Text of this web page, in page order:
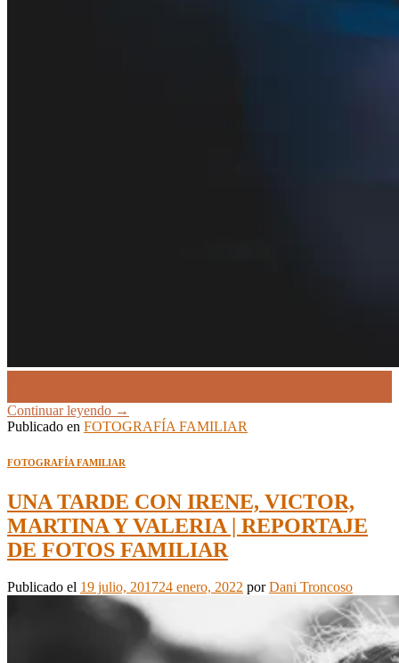
Continuar leyendo →
Publicado en FOTOGRAFÍA FAMILIAR
FOTOGRAFÍA FAMILIAR
UNA TARDE CON IRENE, VICTOR,
MARTINA Y VALERIA | REPORTAJE
DE FOTOS FAMILIAR
Publicado el 19 julio, 201724 enero, 2022 porDani Troncoso